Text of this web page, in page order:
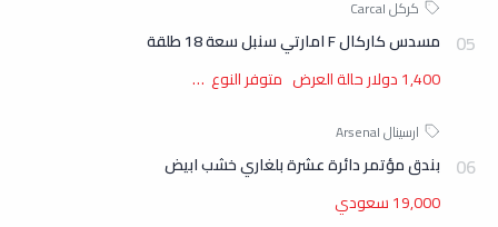
مسدس كاركال F امارتي سنبل سعة 18 طلقة
1,400 دولار حالة العرض متوفر النوع …
بندق مؤتمر دائرة عشرة بلغاري خشب ابيض
19,000 سعودي